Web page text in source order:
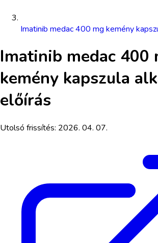
Imatinib medac 400 mg kemény
Imatinib medac 400
kemény kapszula
előírás
Utolsó frissítés: 2026. 04. 07.